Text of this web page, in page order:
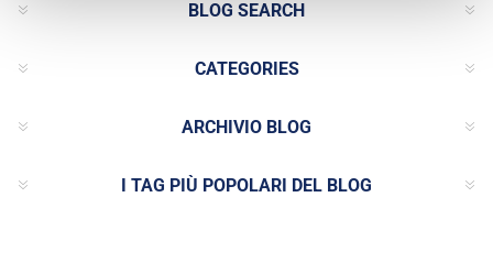
BLOG SEARCH
CATEGORIES
ARCHIVIO BLOG
I TAG PIÙ POPOLARI DEL BLOG